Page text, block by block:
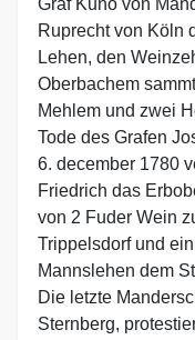
Graf Kuno von
Ruprecht von Köln
Lehen, den
Oberbachem
Mehlem und zwei
Tode des Grafen
6. december 1780
Friedrich das
von 2 Fuder Wein
Trippelsdorf und
Mannslehen dem
Die letzte
Sternberg,